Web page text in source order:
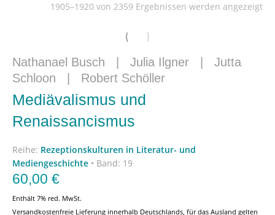
1905–1920 von 2359 Ergebnissen werden angezeigt
Nathanael Busch Julia Ilgner
Jutta
Schloon
Robert Schöller
Mediävalismus und
Renaissancismus
Reihe: Rezeptionskulturen in Literatur- und
Mediengeschichte • Band: 19
60,00 €
Enthält 7% red. MwSt.
Versandkostenfreie Lieferung innerhalb Deutschlands, für das Ausland gelten